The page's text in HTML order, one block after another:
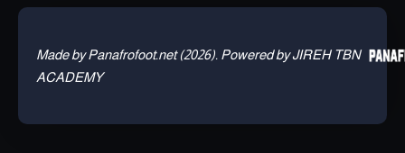
Made by Panafrofoot.net (2026). Powered by JIREH TBN
ACADEMY